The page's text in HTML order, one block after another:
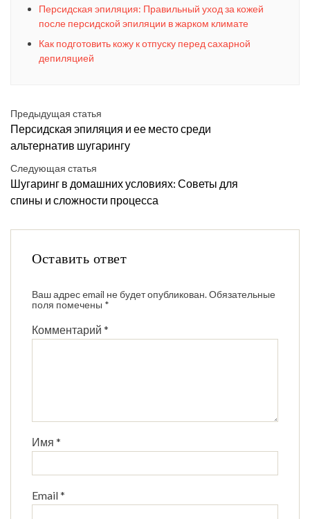
Персидская эпиляция: Правильный уход за кожей
после персидской эпиляции в жарком климате
Как подготовить кожу к отпуску перед сахарной
депиляцией
Предыдущая статья
Персидская эпиляция и ее место среди
альтернатив шугарингу
Следующая статья
Шугаринг в домашних условиях: Советы для
спины и сложности процесса
Оставить ответ
Ваш адрес email не будет опубликован.Обязательные
поля помечены *
Комментарий *
Имя *
Email*